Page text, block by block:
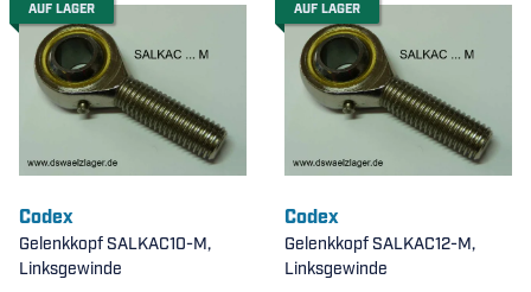
AUF LAGER
Codex
Gelenkkopf SALKAC10-M,
Linksgewinde
AUF LAGER
Codex
Gelenkkopf SALKAC12-M,
Linksgewinde